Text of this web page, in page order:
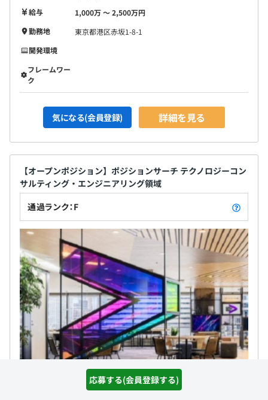
応募する(会員登録する)
給与
1,000万 〜 2,500万円
勤務地
東京都港区赤坂1-8-1
開発環境
フレームワー
ク
気になる(会員登録) 詳細を見る
【オープンポジション】ポジションサーチ テクノロジーコン
サルティング・エンジニアリング領域
通過ランク：F
アクセンチュア株式会社（中途採用）